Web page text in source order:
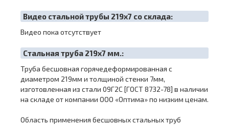
Видео стальной трубы 219х7 со склада:
Видео пока отсутствует
Cтальная труба 219х7 мм.:
Труба бесшовная горячедеформированная с
диаметром 219мм и толщиной стенки 7мм,
изготовленная из стали 09Г2С [ГОСТ 8732-78] в наличии
на складе от компании ООО «Оптима» по низким ценам.
Область применения бесшовных стальных труб